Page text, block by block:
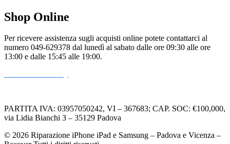
Shop Online
Per ricevere assistenza sugli acquisti online potete contattarci al
numero 049-629378 dal lunedì al sabato dalle ore 09:30 alle ore
13:00 e dalle 15:45 alle 19:00.
PARTITA IVA: 03957050242, VI – 367683; CAP. SOC: €100,000,
via Lidia Bianchi 3 – 35129 Padova
© 2026 Riparazione iPhone iPad e Samsung – Padova e Vicenza –